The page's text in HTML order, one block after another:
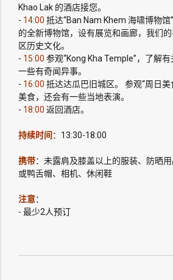
Khao Lak 的酒店接您。
- 14:00 抵达“Ban Nam Khem 海啸博物
的全新博物馆，设有展览和画廊，我们
区历史文化。
- 15:00 参观“Kong Kha Temple”，了解
一些有奇闻异事。
- 16:00 抵达达瓜巴旧城区。 参观“周日
美食，还会有一些当地表演。
- 18:00 返回酒店。
持续时间：13:30-18:00
携带：未露肩及膝盖以上的服装、防晒
或鸭舌帽、相机、休闲鞋
注意：
- 最少2人预订